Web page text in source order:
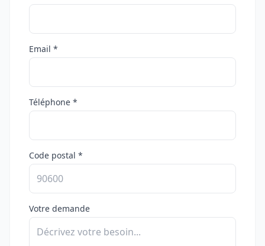
Email *
Téléphone *
Code postal *
Votre demande